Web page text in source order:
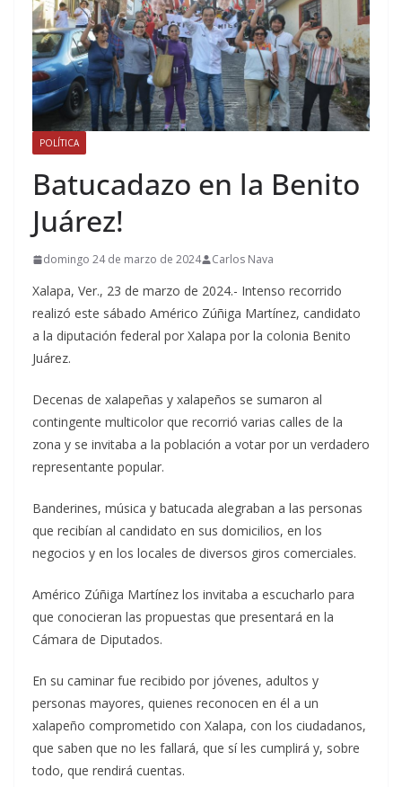
POLÍTICA
Batucadazo en la Benito
Juárez!
domingo 24 de marzo de 2024 Carlos Nava
Xalapa, Ver., 23 de marzo de 2024.- Intenso recorrido
realizó este sábado Américo Zúñiga Martínez, candidato
a la diputación federal por Xalapa por la colonia Benito
Juárez.
Decenas de xalapeñas y xalapeños se sumaron al
contingente multicolor que recorrió varias calles de la
zona y se invitaba a la población a votar por un verdadero
representante popular.
Banderines, música y batucada alegraban a las personas
que recibían al candidato en sus domicilios, en los
negocios y en los locales de diversos giros comerciales.
Américo Zúñiga Martínez los invitaba a escucharlo para
que conocieran las propuestas que presentará en la
Cámara de Diputados.
En su caminar fue recibido por jóvenes, adultos y
personas mayores, quienes reconocen en él a un
xalapeño comprometido con Xalapa, con los ciudadanos,
que saben que no les fallará, que sí les cumplirá y, sobre
todo, que rendirá cuentas.